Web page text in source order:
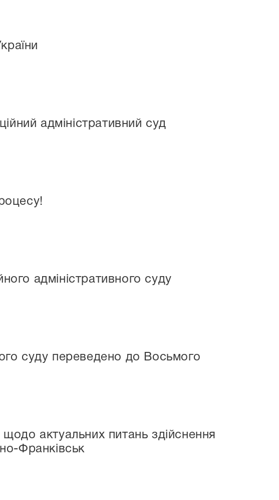
адміністративний суд
адміністративного суду
суду переведено до Восьмого
актуальних питань здійснення
Франківськ